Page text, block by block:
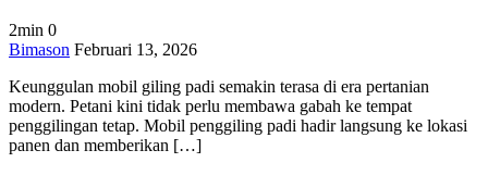
2min 0
on
Mobil
Giling
Padi
untuk
Bimason Februari 13, 2026
Keunggulan mobil giling padi semakin terasa di era pertanian
modern. Petani kini tidak perlu membawa gabah ke tempat
penggilingan tetap. Mobil penggiling padi hadir langsung ke lokasi
panen dan memberikan […]